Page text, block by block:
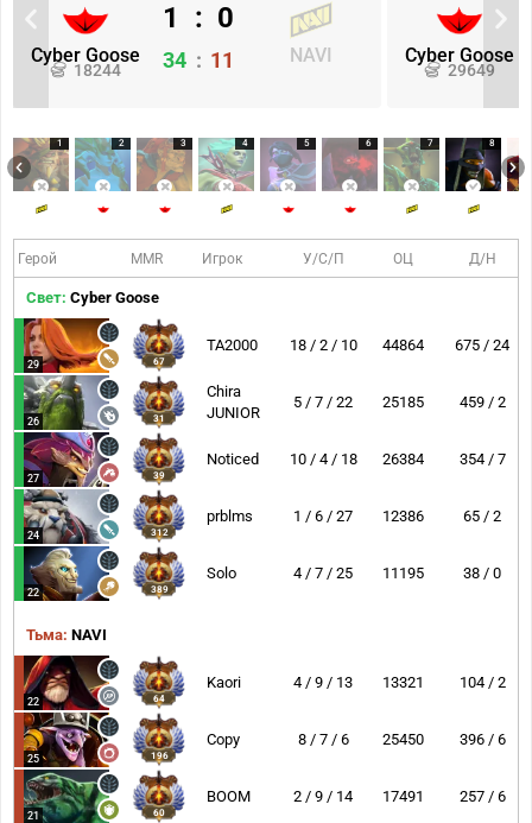
Cyber Goose
18244
NAVI
1 : 0
34 : 11 Cyber Goose
29649
1 2 3 4 5 6 7 8
Герой MMR Игрок У/С/П ОЦ Д/Н
Свет: Cyber Goose
29 67
TA2000 18 / 2 / 10 44864 675 / 24
26 31
Chira
JUNIOR
5 / 7 / 22 25185 459 / 2
27 39
Noticed 10 / 4 / 18 26384 354 / 7
24 312
prblms 1 / 6 / 27 12386 65 / 2
22 389
Solo 4 / 7 / 25 11195 38 / 0
Тьма: NAVI
22 64
Kaori 4 / 9 / 13 13321 104 / 2
25 196
Copy 8 / 7 / 6 25450 396 / 6
21 60
BOOM 2 / 9 / 14 17491 257 / 6